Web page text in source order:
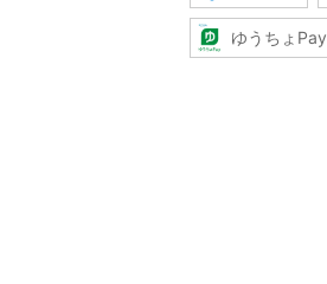
ゆうちょPay